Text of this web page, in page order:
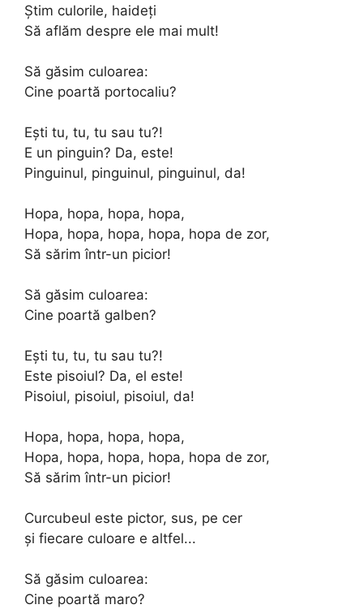
Știm culorile, haideți
Să aflăm despre ele mai mult!
Să găsim culoarea:
Cine poartă portocaliu?
Ești tu, tu, tu sau tu?!
E un pinguin? Da, este!
Pinguinul, pinguinul, pinguinul, da!
Hopa, hopa, hopa, hopa,
Hopa, hopa, hopa, hopa, hopa de zor,
Să sărim într-un picior!
Să găsim culoarea:
Cine poartă galben?
Ești tu, tu, tu sau tu?!
Este pisoiul? Da, el este!
Pisoiul, pisoiul, pisoiul, da!
Hopa, hopa, hopa, hopa,
Hopa, hopa, hopa, hopa, hopa de zor,
Să sărim într-un picior!
Curcubeul este pictor, sus, pe cer
și fiecare culoare e altfel...
Să găsim culoarea:
Cine poartă maro?